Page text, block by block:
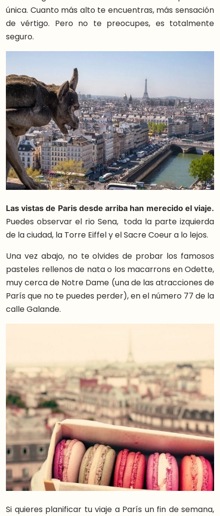
única. Cuanto más alto te encuentras, más sensación
de vértigo. Pero no te preocupes, es totalmente
seguro.
Las vistas de Paris desde arriba han merecido el viaje.
Puedes observar el rio Sena, toda la parte izquierda
de la ciudad, la Torre Eiffel y el Sacre Coeur a lo lejos.
Una vez abajo, no te olvides de probar los famosos
pasteles rellenos de nata o los macarrons en Odette,
muy cerca de Notre Dame (una de las atracciones de
París que no te puedes perder), en el número 77 de la
calle Galande.
Si quieres planificar tu viaje a París un fin de semana,